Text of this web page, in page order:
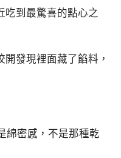
吃到最驚喜的點心之
發現裡面藏了餡料，
綿密感，不是那種乾